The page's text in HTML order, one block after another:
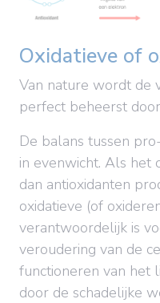
Oxidatieve of
Van nature wordt de
perfect beheerst
De balans tussen
in evenwicht. Als het
dan antioxidanten
oxidatieve (of
verantwoordelijk is
veroudering van de
functioneren van het
door de schadelijke